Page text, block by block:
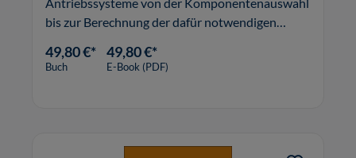
bis zur Berechnung der dafür notwendigen
49,80 €*
Buch
49,80 €*
E-Book (PDF)